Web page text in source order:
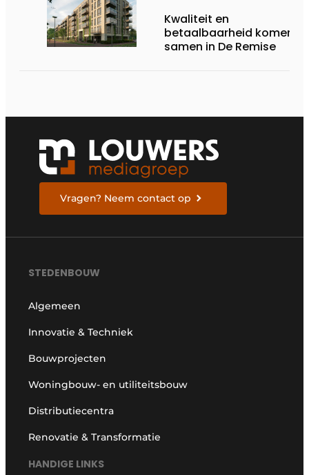
Kwaliteit en
betaalbaarheid komen
samen in De Remise
Vragen? Neem contact op
STEDENBOUW
Algemeen
Innovatie & Techniek
Bouwprojecten
Woningbouw- en utiliteitsbouw
Distributiecentra
Renovatie & Transformatie
HANDIGE LINKS